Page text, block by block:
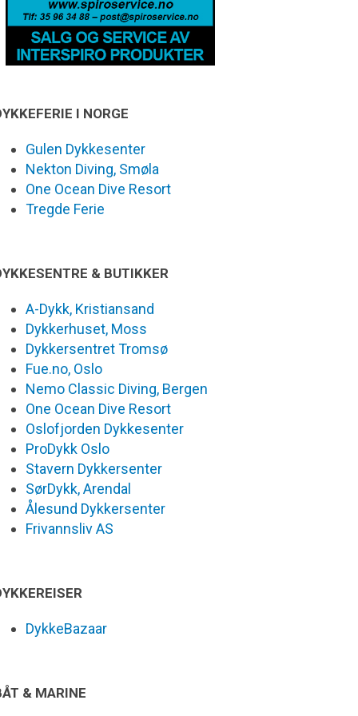
I NORGE
Gulen Dykkesenter
Nekton Diving, Smøla
One Ocean Dive Resort
Tregde Ferie
& BUTIKKER
A-Dykk, Kristiansand
Dykkerhuset, Moss
Dykkersentret Tromsø
Fue.no, Oslo
Nemo Classic Diving, Bergen
One Ocean Dive Resort
Oslofjorden Dykkesenter
ProDykk Oslo
Stavern Dykkersenter
SørDykk, Arendal
Ålesund Dykkersenter
Frivannsliv AS
DykkeBazaar
& MARINE